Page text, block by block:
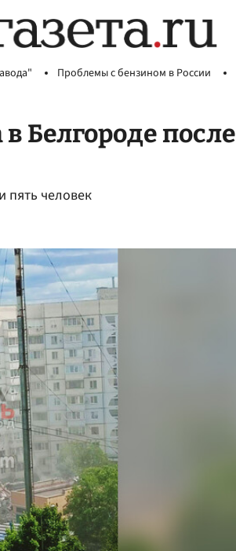
Проблемы с бензином в России
Белгороде после
пять человек